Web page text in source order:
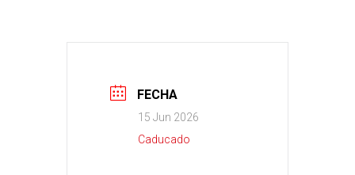
FECHA
15 Jun 2026
Caducado